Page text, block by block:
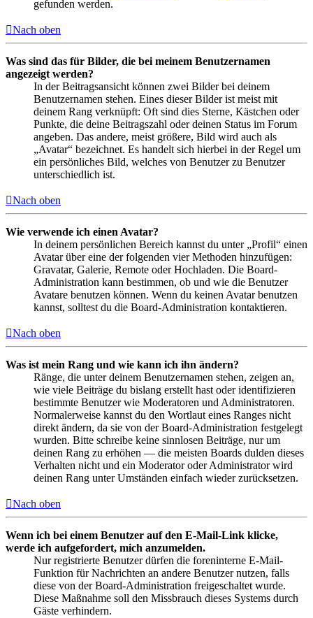
gefunden werden.
Nach oben
Was sind das für Bilder, die bei meinem Benutzernamen
angezeigt werden?
In der Beitragsansicht können zwei Bilder bei deinem
Benutzernamen stehen. Eines dieser Bilder ist meist mit
deinem Rang verknüpft: Oft sind dies Sterne, Kästchen oder
Punkte, die deine Beitragszahl oder deinen Status im Forum
angeben. Das andere, meist größere, Bild wird auch als
„Avatar“ bezeichnet. Es handelt sich hierbei in der Regel um
ein persönliches Bild, welches von Benutzer zu Benutzer
unterschiedlich ist.
Nach oben
Wie verwende ich einen Avatar?
In deinem persönlichen Bereich kannst du unter „Profil“ einen
Avatar über eine der folgenden vier Methoden hinzufügen:
Gravatar, Galerie, Remote oder Hochladen. Die Board-
Administration kann bestimmen, ob und wie die Benutzer
Avatare benutzen können. Wenn du keinen Avatar benutzen
kannst, solltest du die Board-Administration kontaktieren.
Nach oben
Was ist mein Rang und wie kann ich ihn ändern?
Ränge, die unter deinem Benutzernamen stehen, zeigen an,
wie viele Beiträge du bislang erstellt hast oder identifizieren
bestimmte Benutzer wie Moderatoren und Administratoren.
Normalerweise kannst du den Wortlaut eines Ranges nicht
direkt ändern, da sie von der Board-Administration festgelegt
wurden. Bitte schreibe keine sinnlosen Beiträge, nur um
deinen Rang zu erhöhen — die meisten Boards dulden dieses
Verhalten nicht und ein Moderator oder Administrator wird
deinen Rang unter Umständen einfach wieder zurücksetzen.
Nach oben
Wenn ich bei einem Benutzer auf den E-Mail-Link klicke,
werde ich aufgefordert, mich anzumelden.
Nur registrierte Benutzer dürfen die foreninterne E-Mail-
Funktion für Nachrichten an andere Benutzer nutzen, falls
diese von der Board-Administration freigeschaltet wurde.
Diese Maßnahme soll den Missbrauch dieses Systems durch
Gäste verhindern.